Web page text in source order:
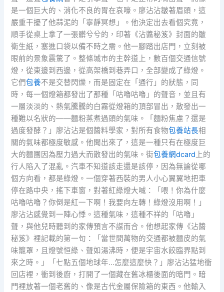
是一個巨大的、消化不良的胃在哀嚎。廖沾沾皺著眉頭，這
嚴重干擾了他蒜泥的「寧靜冥想」。他決定出去看個究竟，
順手從桌上拿了一張髒兮兮的，印著《沾醬秘笈》封面的皺
衛生紙，塞進口袋以備不時之需。他一腳踏出店門，立刻被
眼前的景象震驚了。整條城市的主幹道上，數百個交通信號
燈，從東邊到西邊，從高架橋到巷弄口，全部變成了綠燈。
它們包養不是交替閃爍，而是固定在「通行」的狀態，同
時，每一個燈箱都發出了那種「咕嚕咕嚕」的聲音，並且有
一層淡淡的、熱氣騰騰的白霧從燈箱的頂部冒出，散發出一
種難以名狀的——麵粉蒸煮過頭的氣味。「麵粉焦慮？還是
過度發酵？」廖沾沾是個醬料學家，對所有食物包養站長相
關的氣味都極度敏感。他聞出來了，這是一種只有在極度巨
大的麵團因為壓力過大而散發出的氣味。街包養網dcard 上的
行人陷入了混亂。汽車不知道該走還是該停，因為無論從哪
個方向看，都是綠燈。一個穿著西裝的男人小心翼翼地把車
停在路中央，搖下車窗，對著紅綠燈大喊：「喂！你為什麼
咕嚕咕嚕？你倒是紅一下啊！我要向左轉！綠燈沒用啊！」
廖沾沾感覺到一陣心悸。這種氣味，這種不祥的「咕嚕」
聲，與他兒時聽到的家傳預言不謀而合。他想起家傳《沾醬
秘笈》裡記載的第一句：「當世間萬物的交通都被麵皮的氣
味籠罩，且燈號恒綠、聲如湯沸時，便是宇宙水餃臨界點到
來之時。」「七點五個地球年…怎麼這麼快？」廖沾沾猛地衝
回店裡，衝到後廚，打開了一個藏在舊冰櫃後面的暗門。暗
門裡放著一個老舊的、像是古代金屬保險箱的東西。他輸入